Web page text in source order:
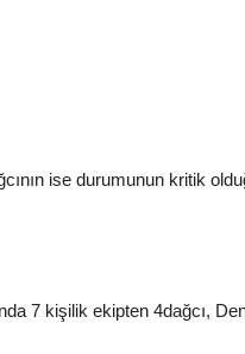
ise durumunun kritik
7 kişilik ekipten 4dağcı,